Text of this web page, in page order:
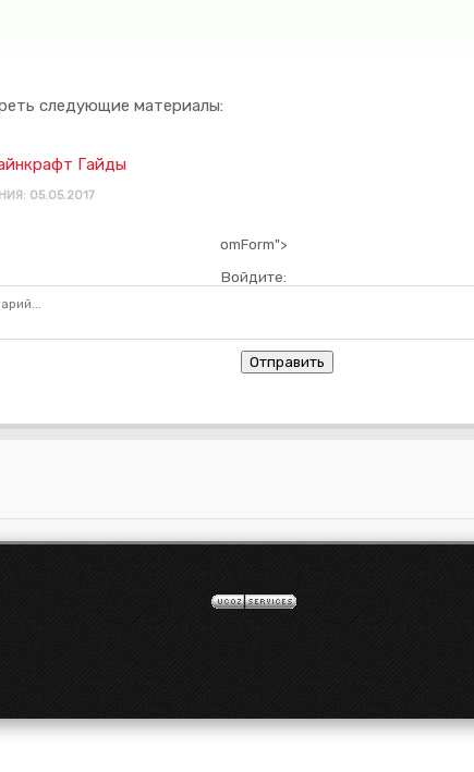
следующие материалы:
Гайды
05.05.2017
omForm">
Войдите:
Отправить